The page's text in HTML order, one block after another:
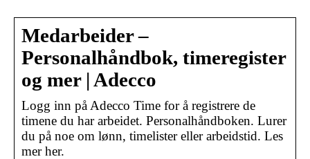
Medarbeider –
Personalhåndbok, timeregister
og mer | Adecco
Logg inn på Adecco Time for å registrere de
timene du har arbeidet. Personalhåndboken. Lurer
du på noe om lønn, timelister eller arbeidstid. Les
mer her.